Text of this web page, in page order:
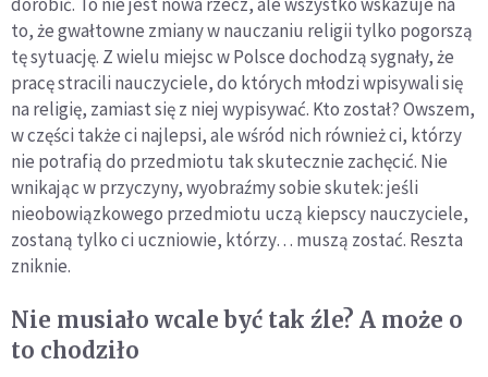
to, że gwałtowne zmiany w nauczaniu religii tylko pogorszą
tę sytuację. Z wielu miejsc w Polsce dochodzą sygnały, że
pracę stracili nauczyciele, do których młodzi wpisywali się
na religię, zamiast się z niej wypisywać. Kto został? Owszem,
w części także ci najlepsi, ale wśród nich również ci, którzy
nie potrafią do przedmiotu tak skutecznie zachęcić. Nie
wnikając w przyczyny, wyobraźmy sobie skutek: jeśli
nieobowiązkowego przedmiotu uczą kiepscy nauczyciele,
zostaną tylko ci uczniowie, którzy… muszą zostać. Reszta
zniknie.
Nie musiało wcale być tak źle? A może o
to chodziło